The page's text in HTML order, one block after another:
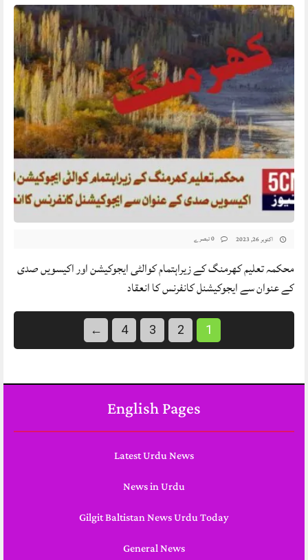
اکتوبر 26, 2023
محکمہ تعلیم کھرمنگ کے زیراہتمام کوالٹی ایجوکیشن اور اکیسویں صدی
کے عنوان سے ایجوکیشنل کانفرنس کا انعقاد
1
2
3
4
←
English Pages
Latest Urdu News
News in Urdu
Gilgit Baltistan News Urdu Today
General News